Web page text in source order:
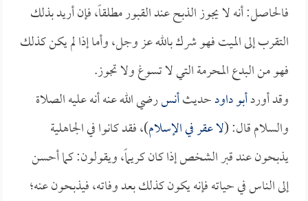
فالحاصل: أنه لا يجوز الذبح عند القبور مطلقاً، فإن أريد بذلك
التقرب إلى الميت فهو شرك بالله عز وجل، وأما إذا لم يكن كذلك
فهو من البدع المحرمة التي لا تسوغ ولا تجوز.
وقد أوردأبو داودحديثأنسرضي الله عنه أنه عليه الصلاة
والسلام قال: (لا عقر في الإسلام)، فقد كانوا في الجاهلية
يذبحون عند قبر الشخص إذا كان كريماً، ويقولون: كما أحسن
إلى الناس في حياته فإنه يكون كذلك بعد وفاته، فيذبحون عنه؛